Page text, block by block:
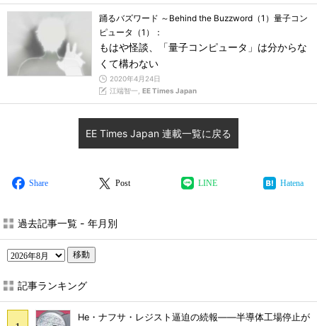
踊るバズワード ～Behind the Buzzword（1）量子コン
ピュータ（1）：
もはや怪談、「量子コンピュータ」は分からな
くて構わない
2020年4月24日
江端智一, EE Times Japan
EE Times Japan 連載一覧に戻る
Share Post LINE Hatena
過去記事一覧 - 年月別
移動
記事ランキング
He・ナフサ・レジスト逼迫の続報――半導体工場停止が